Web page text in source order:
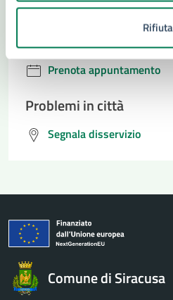
Rifiuta
Richiedi assistenza
Prenota appuntamento
Problemi in città
Segnala disservizio
Comune di Siracusa